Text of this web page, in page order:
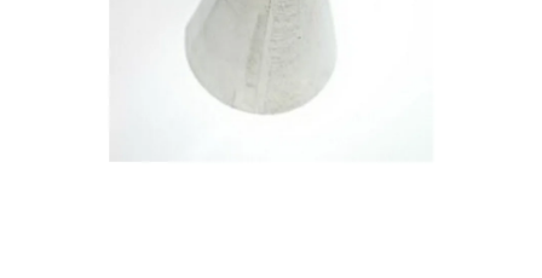
TÉMATICKÉ PRODUKTY